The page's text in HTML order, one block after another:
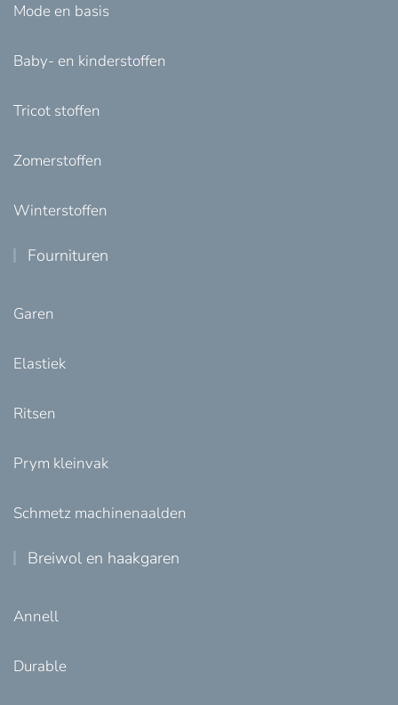
Mode en basis
Baby- en kinderstoffen
Tricot stoffen
Zomerstoffen
Winterstoffen
Fournituren
Garen
Elastiek
Ritsen
Prym kleinvak
Schmetz machinenaalden
Breiwol en haakgaren
Annell
Durable